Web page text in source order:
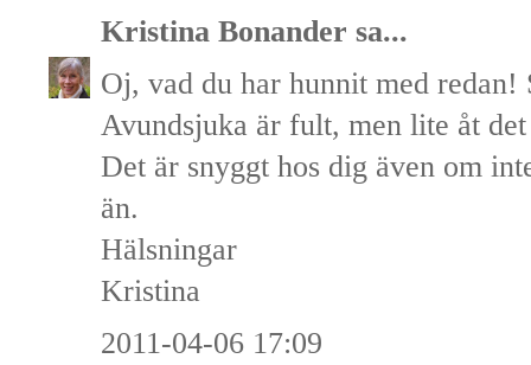
Kristina Bonander sa...
Oj, vad du har hunnit med redan!
Avundsjuka är fult, men lite åt
Det är snyggt hos dig även om
än.
Hälsningar
Kristina
2011-04-06 17:09